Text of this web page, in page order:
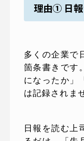
理由① 日報
多くの企業で
箇条書きです
になったか」
は記録されま
日報を読む上